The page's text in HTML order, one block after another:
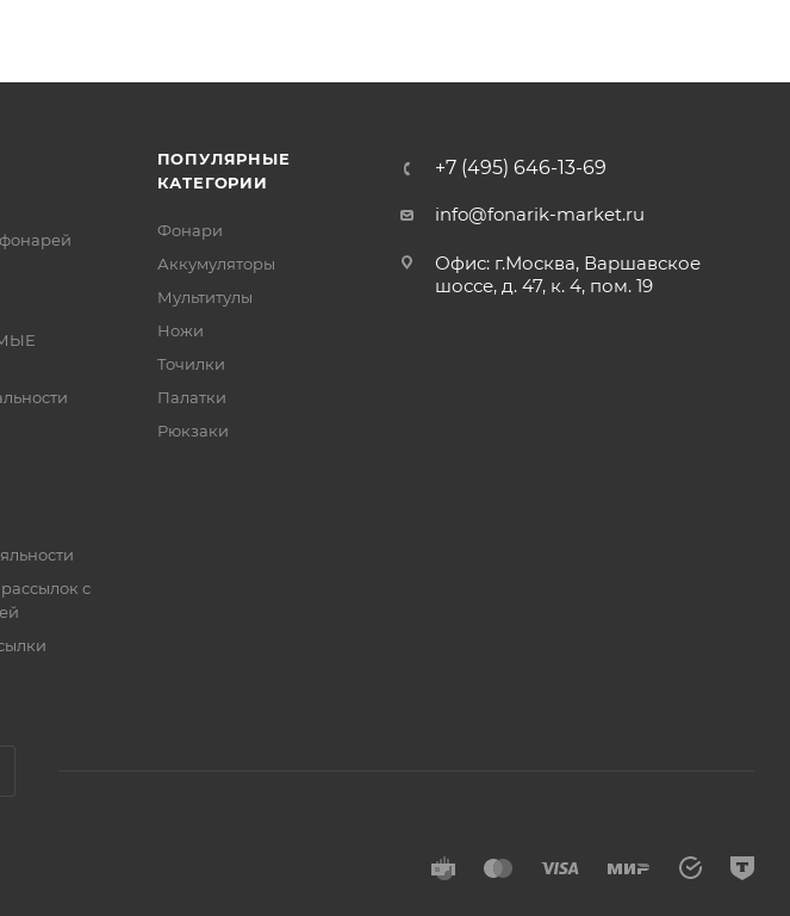
с
ПОПУЛЯРНЫЕ
КАТЕГОРИИ
Фонари
Аккумуляторы
Мультитулы
Ножи
Точилки
Палатки
Рюкзаки
+7 (495) 646-13-69
info@fonarik-market.ru
Офис: г.Москва, Варшавское
шоссе, д. 47, к. 4, пом. 19